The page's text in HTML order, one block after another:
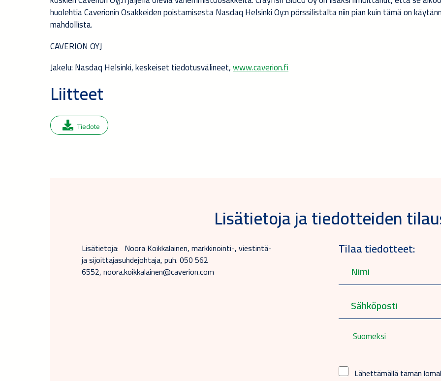
huolehtia Caverionin Osakkeiden poistamisesta Nasdaq Helsinki Oy:n pörssilistalta niin pian kuin tämä on
mahdollista.
CAVERION OYJ
Jakelu:NasdaqHelsinki, keskeiset tiedotusvälineet,www.caverion.fi
Liitteet
Tiedote
Lisätietoja ja tiedotteiden
Lisätietoja: Noora Koikkalainen, markkinointi-, viestintä-
ja sijoittajasuhdejohtaja, puh. 050 562
6552, noora.koikkalainen@caverion.com
Tilaa tiedotteet:
Suomeksi
Lähettämällä tämän